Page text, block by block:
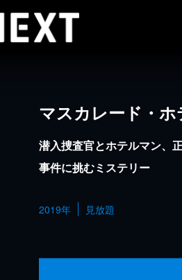
マスカレード・ホ
潜入捜査官とホテルマン、
事件に挑むミステリー
2019年 見放題